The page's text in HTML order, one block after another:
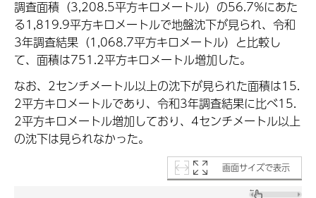
調査面積（3,208.5平方キロメートル）の56.7%にあた
る1,819.9平方キロメートルで地盤沈下が見られ、令和
3年調査結果（1,068.7平方キロメートル）と比較し
て、面積は751.2平方キロメートル増加した。
なお、2センチメートル以上の沈下が見られた面積は15.
2平方キロメートルであり、令和3年調査結果に比べ15.
2平方キロメートル増加しており、4センチメートル以上
の沈下は見られなかった。
画面サイズで表示